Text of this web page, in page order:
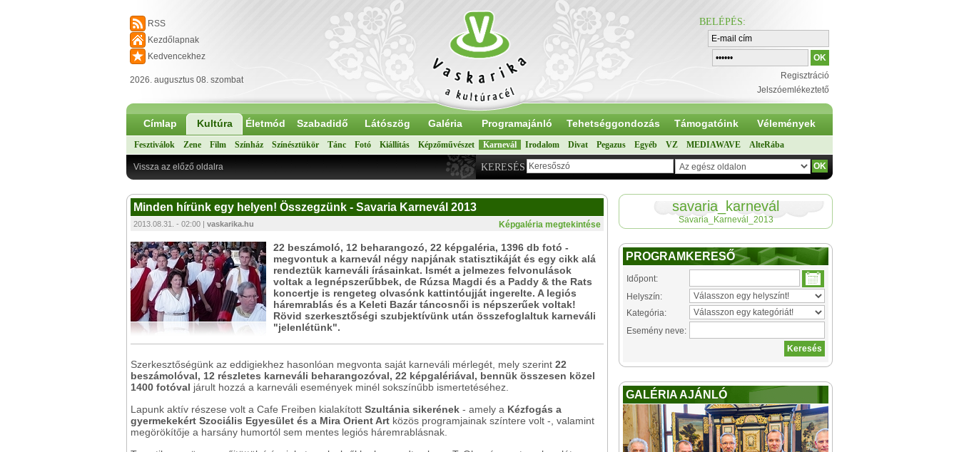
RSS
Kezdőlapnak
Kedvencekhez
2026. augusztus 08. szombat
BELÉPÉS:
Regisztráció
Jelszóemlékeztető
Címlap Kultúra Életmód Szabadidő Látószög Galéria Programajánló Tehetséggondozás Támogatóink Vélemények
Fesztiválok Zene Film Színház Színésztükör Tánc Fotó Kiállítás Képzőművészet Karnevál Irodalom Divat Pegazus Egyéb VZ MEDIAWAVE AlteRába
KERESÉS
Vissza az előző oldalra
Minden hírünk egy helyen! Összegzünk - Savaria Karnevál 2013
Képgaléria megtekintése
2013.08.31. - 02:00 | vaskarika.hu
22 beszámoló, 12 beharangozó, 22 képgaléria, 1396 db fotó -
megvontuk a karnevál négy napjának statisztikáját és egy cikk alá
rendeztük karneváli írásainkat. Ismét a jelmezes felvonulások
voltak a legnépszerűbbek, de Rúzsa Magdi és a Paddy & the Rats
koncertje is rengeteg olvasónk kattintóujját ingerelte. A legiós
háremrablás és a Keleti Bazár táncosnői is népszerűek voltak!
Rövid szerkesztőségi szubjektívünk után összefoglaltuk karneváli
"jelenlétünk".
Szerkesztőségünk az eddigiekhez hasonlóan megvonta saját karneváli mérlegét, mely szerint 22
beszámolóval, 12 részletes karneváli beharangozóval, 22 képgalériával, bennük összesen közel
1400 fotóval járult hozzá a karneváli események minél sokszínűbb ismertetéséhez.
Lapunk aktív részese volt a Cafe Freiben kialakított Szultánia sikerének - amely a Kézfogás a
gyermekekért Szociális Egyesület és a Mira Orient Art közös programjainak színtere volt -, valamint
megörökítője a harsány humortól sem mentes legiós háremrablásnak.
savaria_karnevál
Savaria_Karnevál_2013
PROGRAMKERESŐ
Időpont:
Helyszín:
Kategória:
Esemény neve:
GALÉRIA AJÁNLÓ